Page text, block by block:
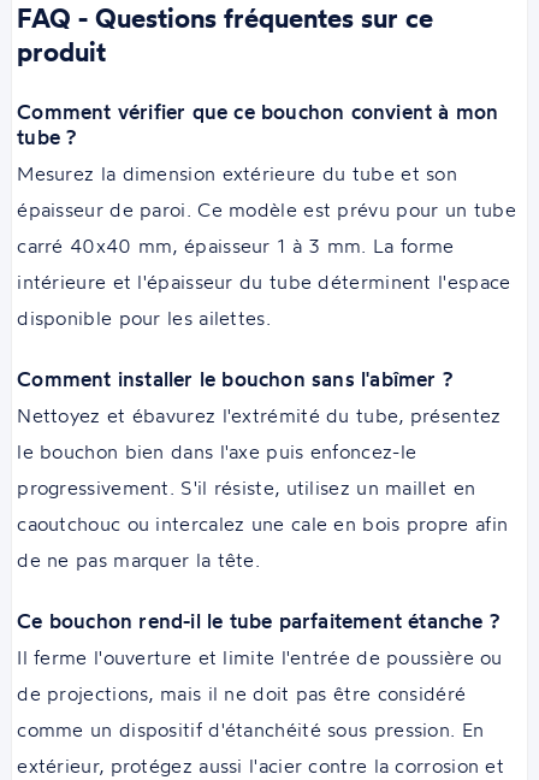
FAQ - Questions fréquentes sur ce
produit
Comment vérifier que ce bouchon convient à mon
tube ?
Mesurez la dimension extérieure du tube et son
épaisseur de paroi. Ce modèle est prévu pour un tube
carré 40x40 mm, épaisseur 1 à 3 mm. La forme
intérieure et l'épaisseur du tube déterminent l'espace
disponible pour les ailettes.
Comment installer le bouchon sans l'abîmer ?
Nettoyez et ébavurez l'extrémité du tube, présentez
le bouchon bien dans l'axe puis enfoncez-le
progressivement. S'il résiste, utilisez un maillet en
caoutchouc ou intercalez une cale en bois propre afin
de ne pas marquer la tête.
Ce bouchon rend-il le tube parfaitement étanche ?
Il ferme l'ouverture et limite l'entrée de poussière ou
de projections, mais il ne doit pas être considéré
comme un dispositif d'étanchéité sous pression. En
extérieur, protégez aussi l'acier contre la corrosion et